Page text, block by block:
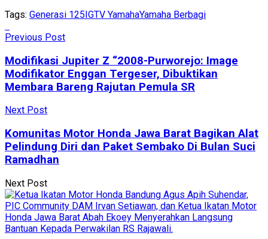
Tags: Generasi 125IGTV YamahaYamaha Berbagi
Previous Post
Modifikasi Jupiter Z “2008-Purworejo: Image
Modifikator Enggan Tergeser, Dibuktikan
Membara Bareng Rajutan Pemula SR
Next Post
Komunitas Motor Honda Jawa Barat Bagikan Alat
Pelindung Diri dan Paket Sembako Di Bulan Suci
Ramadhan
Next Post